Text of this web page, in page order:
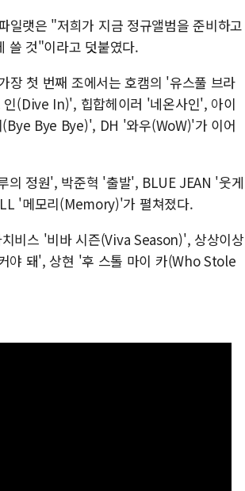
일랫은 "저희가 지금 정규앨범을 준비하고
쓸 것"이라고 덧붙였다.
장 첫 번째 조에서는 호캠의 '유스풀 브라
(Dive In)', 힙합헤이러 '네온사인', 아이
Bye Bye)', DH '와우(WoW)'가 이어
의 정원', 박준혁 '출발', BLUE JEAN '웃게
'메모리(Memory)'가 펼쳐졌다.
비스 '비바 시즌(Viva Season)', 상상이상
돼', 상현 '후 스톨 마이 카(Who Stole